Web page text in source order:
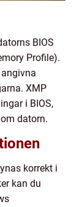
BIOS
Profile).
XMP
i BIOS,
datorn.
korrekt i
kan du